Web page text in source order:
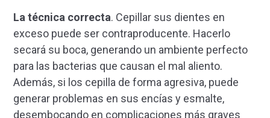
La técnica correcta. Cepillar sus dientes en
exceso puede ser contraproducente. Hacerlo
secará su boca, generando un ambiente perfecto
para las bacterias que causan el mal aliento.
Además, si los cepilla de forma agresiva, puede
generar problemas en sus encías y esmalte,
desembocando en complicaciones más graves